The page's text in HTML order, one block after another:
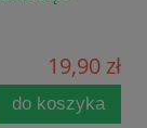
19,90 zł
do koszyka